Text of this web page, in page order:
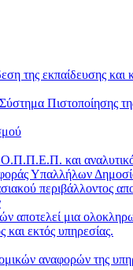
της εκπαίδευσης και
Πιστοποίησης
και
Υπαλλήλων
περιβάλλοντος
αποτελεί μια
εκτός υπηρεσίας.
αναφορών της